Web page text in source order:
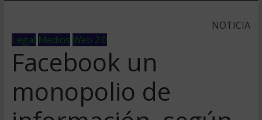
NOTICIA
Legal Medios Web 2.0
Facebook un
monopolio de